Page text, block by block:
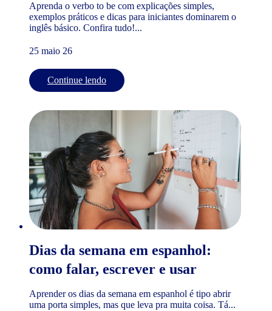
Aprenda o verbo to be com explicações simples,
exemplos práticos e dicas para iniciantes dominarem o
inglês básico. Confira tudo!...
25 maio 26
Continue lendo
Dias da semana em espanhol:
como falar, escrever e usar
Aprender os dias da semana em espanhol é tipo abrir
uma porta simples, mas que leva pra muita coisa. Tá...